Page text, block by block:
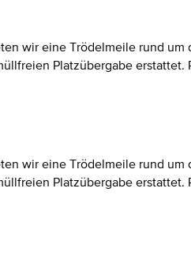
wir eine Trödelmeile rund
Platzübergabe
wir eine Trödelmeile rund
Platzübergabe